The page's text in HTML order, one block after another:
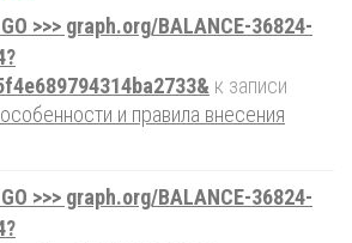
>>> graph.org/BALANCE-36824-
к записи
и правила внесения
>>> graph.org/BALANCE-36824-